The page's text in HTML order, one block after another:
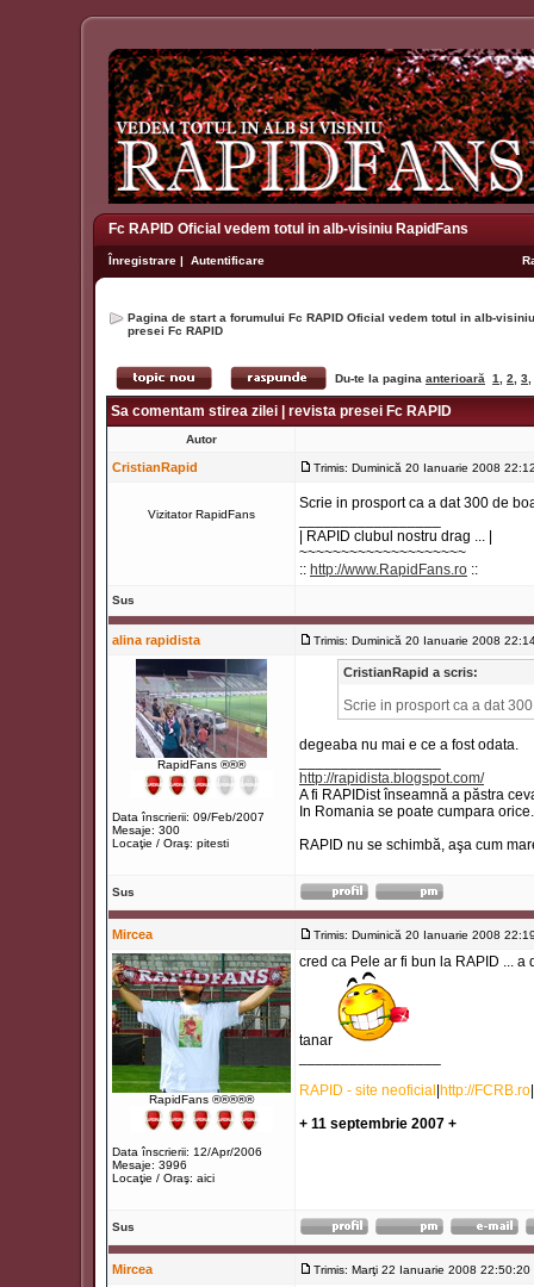
Fc RAPID Oficial vedem totul in alb-visiniu RapidFans
Înregistrare | Autentificare
Pagina de start a forumului Fc RAPID Oficial vedem totul in alb-
presei Fc RAPID
Du-te la pagina anterioară 1 2 3
Sa comentam stirea zilei | revista presei Fc RAPID
Autor
CristianRapid Trimis: Duminică 20 Ianuarie 2008
Vizitator RapidFans
Scrie in prosport ca a dat 300 de
| RAPID clubul nostru drag ... |
~~~~~~~~~~~~~~~~~~~~
:: http://www.RapidFans.ro ::
Sus
alina rapidista Trimis: Duminică 20 Ianuarie 2008
RapidFans ®®®
Data înscrierii: 09/Feb/2007
Mesaje: 300
Locaţie / Oraş: pitesti
CristianRapid a scris:
Scrie in prosport ca a dat
degeaba nu mai e ce a fost odata.
http://rapidista.blogspot.com/
A fi RAPIDist înseamnă a păstra
In Romania se poate cumpara
RAPID nu se schimbă, aşa cum
Sus
Mircea Trimis: Duminică 20 Ianuarie 2008
RapidFans ®®®®®
Data înscrierii: 12/Apr/2006
Mesaje: 3996
Locaţie / Oraş: aici
cred ca Pele ar fi bun la RAPID ...
tanar
RAPID - site neoficial http://FCRB.ro
+ 11 septembrie 2007 +
Sus
Mircea Trimis: Marţi 22 Ianuarie 2008 22:50:20